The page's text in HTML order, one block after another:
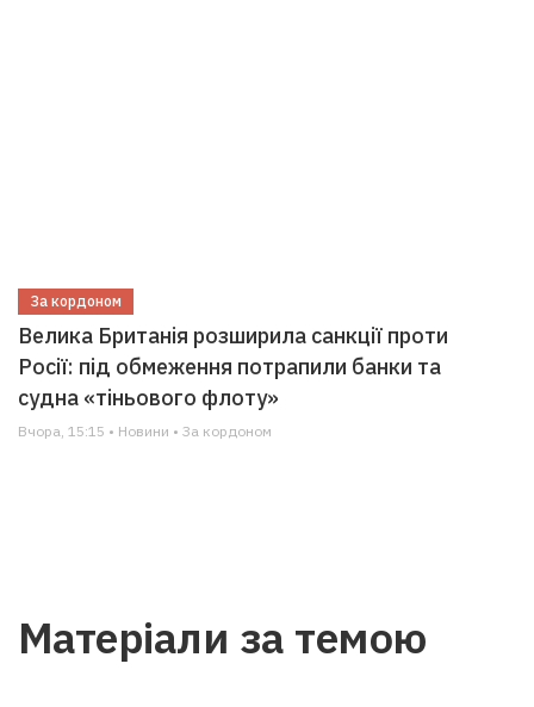
За кордоном
Велика Британія розширила санкції проти
Росії: під обмеження потрапили банки та
судна «тіньового флоту»
Вчора, 15:15 • Новини • За кордоном
Матеріали за темою